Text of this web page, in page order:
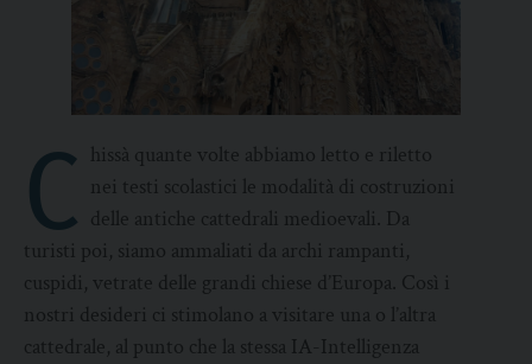
C hissà quante volte abbiamo letto e riletto
nei testi scolastici le modalità di costruzioni
delle antiche cattedrali medioevali. Da
turisti poi, siamo ammaliati da archi rampanti,
cuspidi, vetrate delle grandi chiese d’Europa. Così i
nostri desideri ci stimolano a visitare una o l’altra
cattedrale, al punto che la stessa IA-Intelligenza